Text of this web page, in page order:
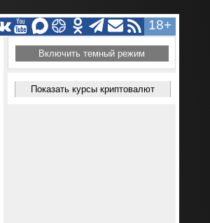
18+
Включить темный режим
Показать курсы криптовалют